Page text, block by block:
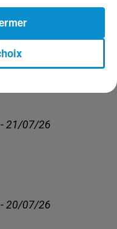
21/07/26
20/07/26